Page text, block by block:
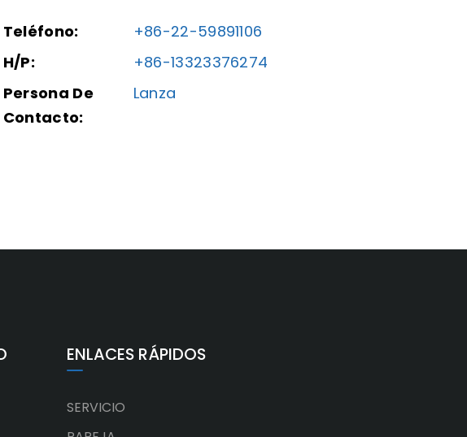
Teléfono:
+86-22-59891106
H/P:
+86-13323376274
Persona De
Contacto:
Lanza
ENLACES RÁPIDOS
SERVICIO